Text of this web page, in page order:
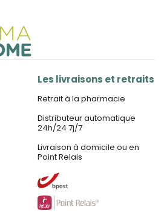
Les livraisons et retraits
Retrait à la pharmacie
Distributeur automatique
24h/24 7j/7
Livraison à domicile ou en
Point Relais